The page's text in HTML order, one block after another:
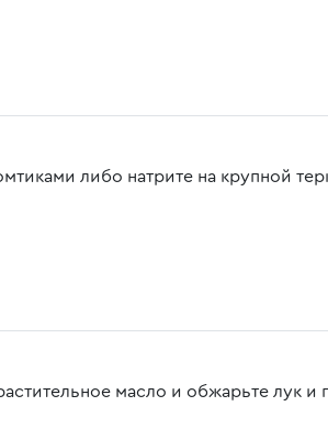
либо натрите на крупной
масло и обжарьте лук